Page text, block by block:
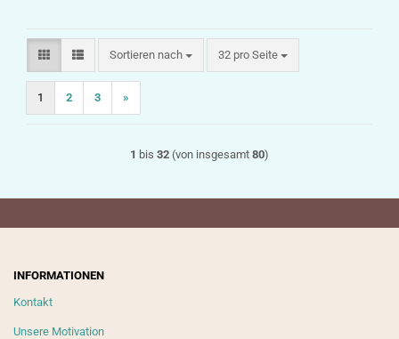
Sortieren nach
Sortieren nach 32 pro Seite
pro Seite
1 2 3 »
1 bis 32 (von insgesamt 80)
INFORMATIONEN
Kontakt
Unsere Motivation